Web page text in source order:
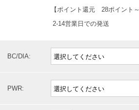
【ポイント還元 28ポイント～
2-14営業日での発送
BC/DIA:
PWR: